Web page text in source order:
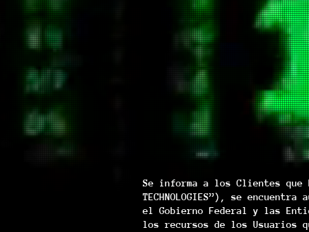
Se informa a los Clientes que
TECHNOLOGIES”), se
el Gobierno Federal y las
los recursos de los Usuarios